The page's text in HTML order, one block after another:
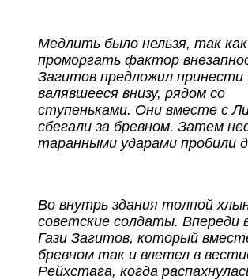
Медлить было нельзя, так
проморгать фактор
Загитов предложил принести
валявшееся внизу, рядом со
ступеньками. Они вместе с
сбегали за бревном. Затем
таранными ударами пробили
Во внутрь здания толпой
советские солдаты. Впереди
Гази Загитов, который
бревном так и влетел в
Рейхстага, когда